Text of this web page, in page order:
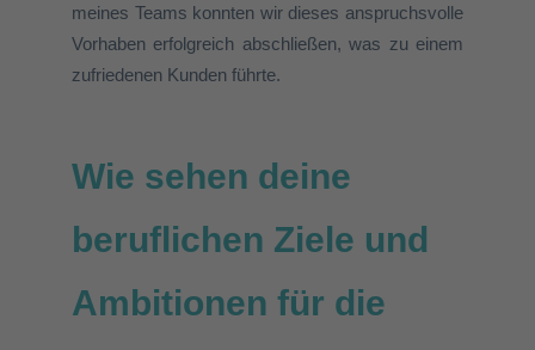
meines Teams konnten wir dieses anspruchsvolle
Vorhaben erfolgreich abschließen, was zu einem
zufriedenen Kunden führte.
Wie sehen deine
beruflichen Ziele und
Ambitionen für die